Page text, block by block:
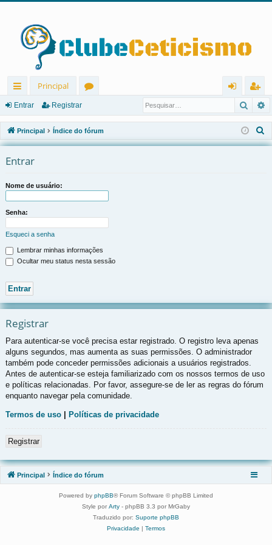
in
ks
rá
pi
os
Principal
u
ns
ra
r
eg
ist
ra
Entrar Registrar
Principal Índice do fórum
e
Entrar
Nome de usuário:
Senha:
Esqueci a senha
Lembrar minhas informações
Ocultar meu status nesta sessão
Registrar
Para autenticar-se você precisa estar registrado. O registro leva apenas
alguns segundos, mas aumenta as suas permissões. O administrador
também pode conceder permissões adicionais a usuários registrados.
Antes de autenticar-se esteja familiarizado com os nossos termos de uso
e políticas relacionadas. Por favor, assegure-se de ler as regras do fórum
enquanto navegar pela comunidade.
Termos de uso Políticas de privacidade
Registrar
Principal Índice do fórum
Powered by phpBB® Forum Software © phpBB Limited
Style por Arty - phpBB 3.3 por MrGaby
Traduzido por: Suporte phpBB
Privacidade | Termos